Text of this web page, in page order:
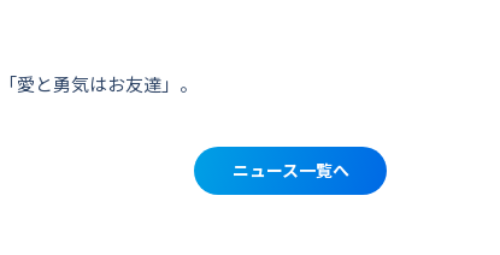
愛と勇気はお友達」。
ニュース一覧へ